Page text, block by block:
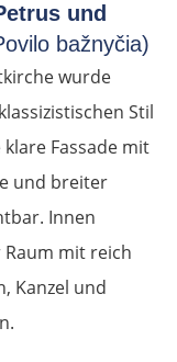
und
bažnyčia)
wurde
Stil
Fassade mit
und breiter
Innen
mit reich
Kanzel und